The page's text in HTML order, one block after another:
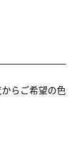
らご希望の色